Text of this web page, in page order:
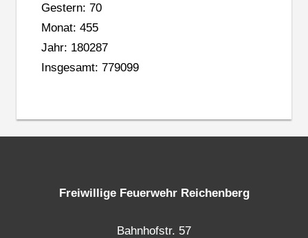
Gestern: 70
Monat: 455
Jahr: 180287
Insgesamt: 779099
Freiwillige Feuerwehr Reichenberg
Bahnhofstr. 57